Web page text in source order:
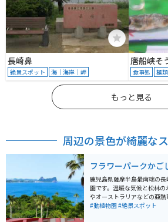
長崎鼻
絶景スポット 海｜海岸｜岬
唐船峡そ
食事処 麺類
もっと見る
周辺の景色が綺麗な
フラワーパークかご
鹿児島県薩摩半島最南端の
園です。温暖な気候と松林
やオーストラリアなどの亜
ことができます。広大な敷地
#動植物園#絶景スポット